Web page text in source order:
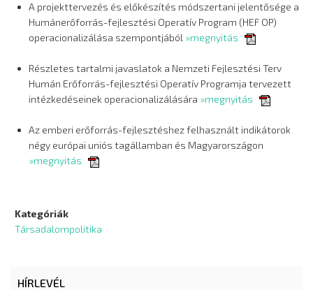
A projekttervezés és előkészítés módszertani jelentősége a
Humánerőforrás-fejlesztési Operatív Program (HEF OP)
operacionalizálása szempontjából »megnyitás
Részletes tartalmi javaslatok a Nemzeti Fejlesztési Terv
Humán Erőforrás-fejlesztési Operatív Programja tervezett
intézkedéseinek operacionalizálására »megnyitás
Az emberi erőforrás-fejlesztéshez felhasznált indikátorok
négy európai uniós tagállamban és Magyarországon
»megnyitás
Kategóriák
Társadalompolitika
HÍRLEVÉL